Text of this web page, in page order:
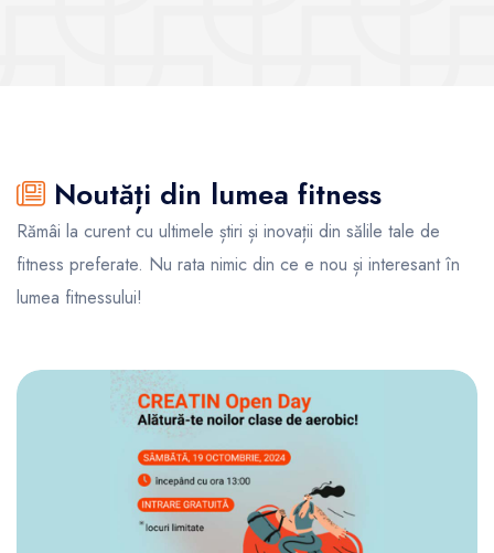
Noutăți din lumea fitness
Rămâi la curent cu ultimele știri și inovații din sălile tale de
fitness preferate. Nu rata nimic din ce e nou și interesant în
lumea fitnessului!